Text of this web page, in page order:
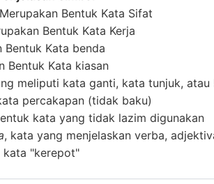
Bentuk Kata Sifat
Bentuk Kata Kerja
Bentuk Kata benda
Bentuk Kata kiasan
meliputi kata ganti, kata tunjuk, atau
percakapan (tidak baku)
kata yang tidak lazim digunakan
, kata yang menjelaskan verba,
kata "kerepot"